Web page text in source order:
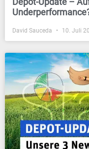
David Sauceda 10. Juli